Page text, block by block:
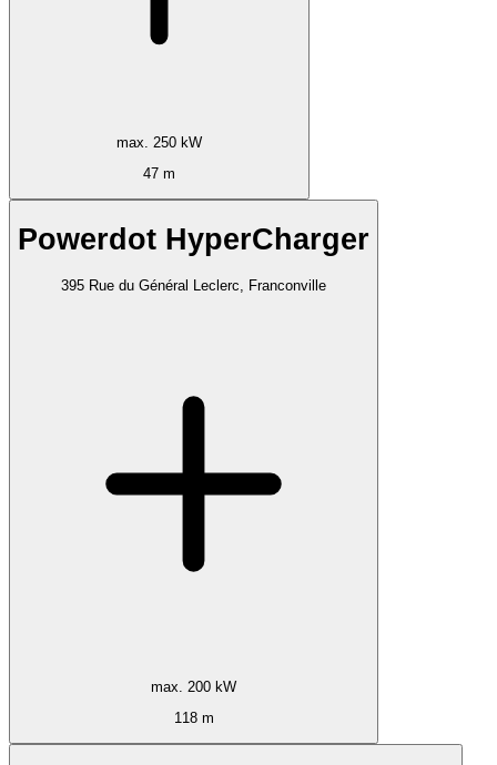
max. 250 kW
47 m
Powerdot HyperCharger
395 Rue du Général Leclerc, Franconville
max. 200 kW
118 m